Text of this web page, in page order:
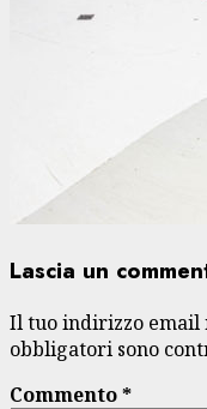
Lascia un
Il tuo indirizzo email
obbligatori sono
Commento*